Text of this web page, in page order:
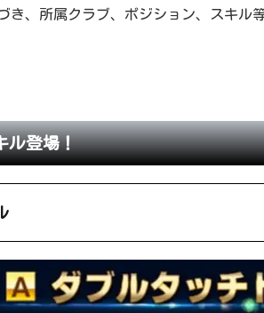
き、所属クラブ、ポジション、スキル
ル登場！